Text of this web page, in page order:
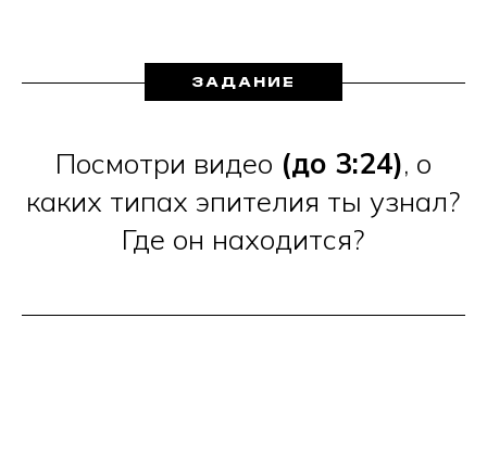
ЗАДАНИЕ
Посмотри видео (до 3:24), о
каких типах эпителия ты узнал?
Где он находится?